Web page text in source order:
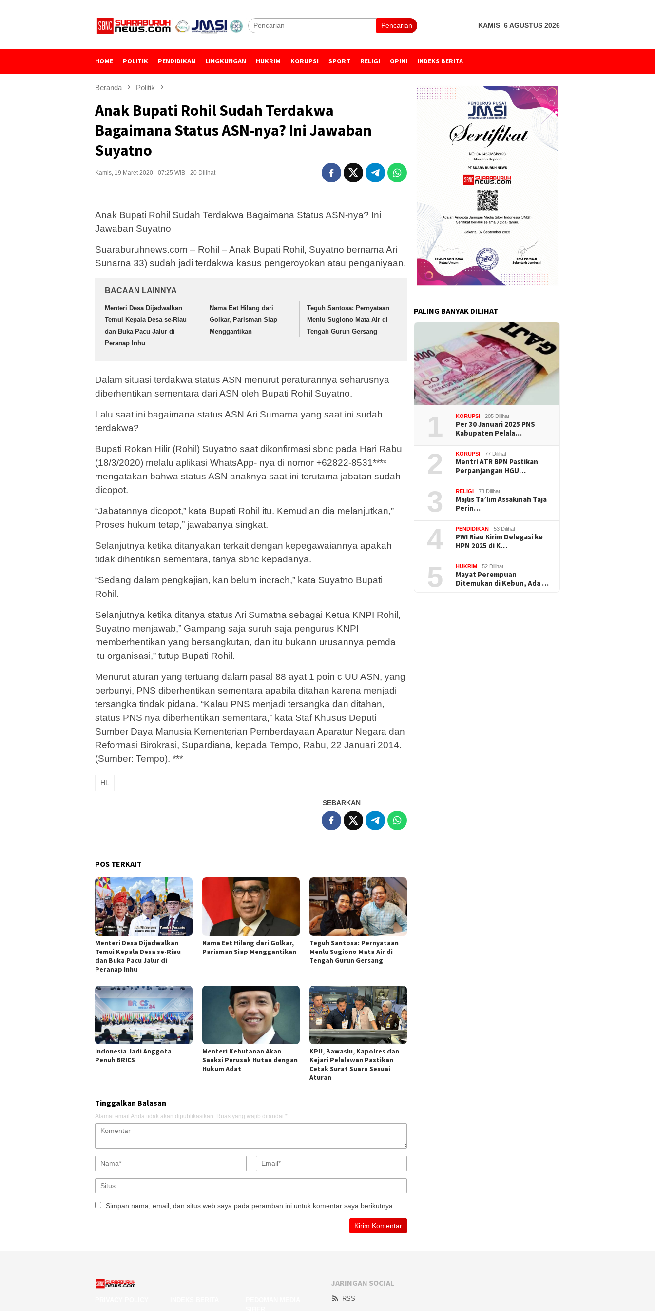
Pencarian KAMIS, 6 AGUSTUS 2026
HOME POLITIK PENDIDIKAN LINGKUNGAN HUKRIM KORUPSI SPORT RELIGI OPINI INDEKS BERITA
Beranda Politik
Anak Bupati Rohil Sudah Terdakwa
Bagaimana Status ASN-nya? Ini Jawaban
Suyatno
Kamis, 19 Maret 2020 - 07:25 WIB 20 Dilihat
Anak Bupati Rohil Sudah Terdakwa Bagaimana Status ASN-nya? Ini
Jawaban Suyatno
Suaraburuhnews.com – Rohil – Anak Bupati Rohil, Suyatno bernama Ari
Sunarna 33) sudah jadi terdakwa kasus pengeroyokan atau penganiyaan.
BACAAN LAINNYA
Menteri Desa Dijadwalkan
Temui Kepala Desa se-Riau
dan Buka Pacu Jalur di
Peranap Inhu
Nama Eet Hilang dari
Golkar, Parisman Siap
Menggantikan
Teguh Santosa: Pernyataan
Menlu Sugiono Mata Air di
Tengah Gurun Gersang
Dalam situasi terdakwa status ASN menurut peraturannya seharusnya
diberhentikan sementara dari ASN oleh Bupati Rohil Suyatno.
Lalu saat ini bagaimana status ASN Ari Sumarna yang saat ini sudah
terdakwa?
Bupati Rokan Hilir (Rohil) Suyatno saat dikonfirmasi sbnc pada Hari Rabu
(18/3/2020) melalu aplikasi WhatsApp- nya di nomor +62822-8531****
mengatakan bahwa status ASN anaknya saat ini terutama jabatan sudah
dicopot.
“Jabatannya dicopot,” kata Bupati Rohil itu. Kemudian dia melanjutkan,”
Proses hukum tetap,” jawabanya singkat.
Selanjutnya ketika ditanyakan terkait dengan kepegawaiannya apakah
tidak dihentikan sementara, tanya sbnc kepadanya.
“Sedang dalam pengkajian, kan belum incrach,” kata Suyatno Bupati
Rohil.
Selanjutnya ketika ditanya status Ari Sumatna sebagai Ketua KNPI Rohil,
Suyatno menjawab,” Gampang saja suruh saja pengurus KNPI
memberhentikan yang bersangkutan, dan itu bukann urusannya pemda
itu organisasi,” tutup Bupati Rohil.
Menurut aturan yang tertuang dalam pasal 88 ayat 1 poin c UU ASN, yang
berbunyi, PNS diberhentikan sementara apabila ditahan karena menjadi
tersangka tindak pidana. “Kalau PNS menjadi tersangka dan ditahan,
status PNS nya diberhentikan sementara,” kata Staf Khusus Deputi
Sumber Daya Manusia Kementerian Pemberdayaan Aparatur Negara dan
Reformasi Birokrasi, Supardiana, kepada Tempo, Rabu, 22 Januari 2014.
(Sumber: Tempo). ***
HL
SEBARKAN
POS TERKAIT
Menteri Desa Dijadwalkan
Temui Kepala Desa se-Riau
dan Buka Pacu Jalur di
Peranap Inhu
Nama Eet Hilang dari Golkar,
Parisman Siap Menggantikan
Teguh Santosa: Pernyataan
Menlu Sugiono Mata Air di
Tengah Gurun Gersang
Indonesia Jadi Anggota
Penuh BRICS
Menteri Kehutanan Akan
Sanksi Perusak Hutan dengan
Hukum Adat
KPU, Bawaslu, Kapolres dan
Kejari Pelalawan Pastikan
Cetak Surat Suara Sesuai
Aturan
Tinggalkan Balasan
Alamat email Anda tidak akan dipublikasikan. Ruas yang wajib ditandai *
Simpan nama, email, dan situs web saya pada peramban ini untuk komentar saya berikutnya.
PALING BANYAK DILIHAT
1 KORUPSI 205 Dilihat
Per 30 Januari 2025 PNS
Kabupaten Pelala…
2 KORUPSI 77 Dilihat
Mentri ATR BPN Pastikan
Perpanjangan HGU…
3 RELIGI 73 Dilihat
Majlis Ta’lim Assakinah Taja
Perin…
4 PENDIDIKAN 53 Dilihat
PWI Riau Kirim Delegasi ke
HPN 2025 di K…
5 HUKRIM 52 Dilihat
Mayat Perempuan
Ditemukan di Kebun, Ada …
JARINGAN SOCIAL
RSS